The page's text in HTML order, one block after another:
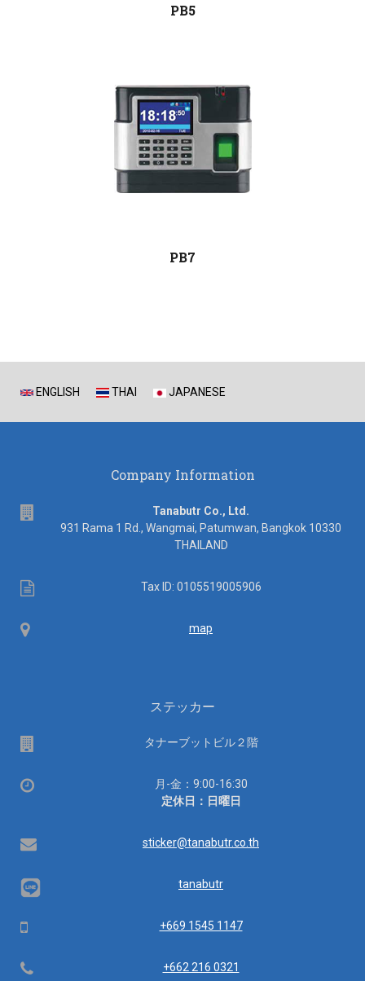
PB5
PB7
ENGLISH THAI JAPANESE
Company Information
Tanabutr Co., Ltd.
931 Rama 1 Rd., Wangmai, Patumwan, Bangkok 10330
THAILAND
Tax
Tax ID: 0105519005906
Map map
ステッカー
タナーブットビル２階
営
月-金：9:00-16:30
定休日：日曜日
Email sticker@tanabutr.co.th
tanabutr
Mobile +669 1545 1147
Telephone +662 216 0321